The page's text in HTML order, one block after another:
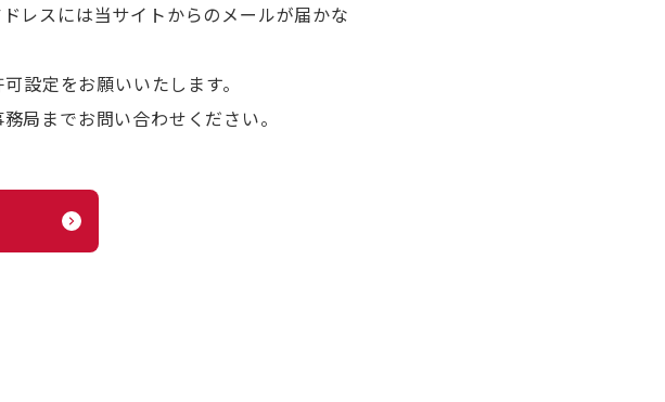
レスには当サイトからのメールが届かな
設定をお願いいたします。
局までお問い合わせください。